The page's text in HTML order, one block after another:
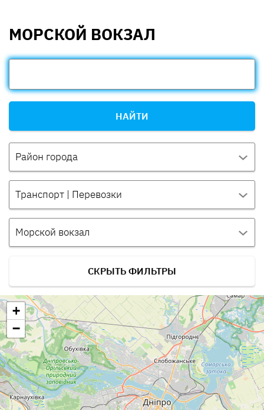
МОРСКОЙ ВОКЗАЛ
НАЙТИ
Район города
Транспорт | Перевозки
Морской вокзал
СКРЫТЬ ФИЛЬТРЫ
+
−